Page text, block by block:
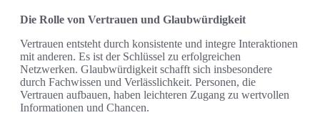
Die Rolle von Vertrauen und Glaubwürdigkeit
Vertrauen entsteht durch konsistente und integre Interaktionen
mit anderen. Es ist der Schlüssel zu erfolgreichen
Netzwerken. Glaubwürdigkeit schafft sich insbesondere
durch Fachwissen und Verlässlichkeit. Personen, die
Vertrauen aufbauen, haben leichteren Zugang zu wertvollen
Informationen und Chancen.